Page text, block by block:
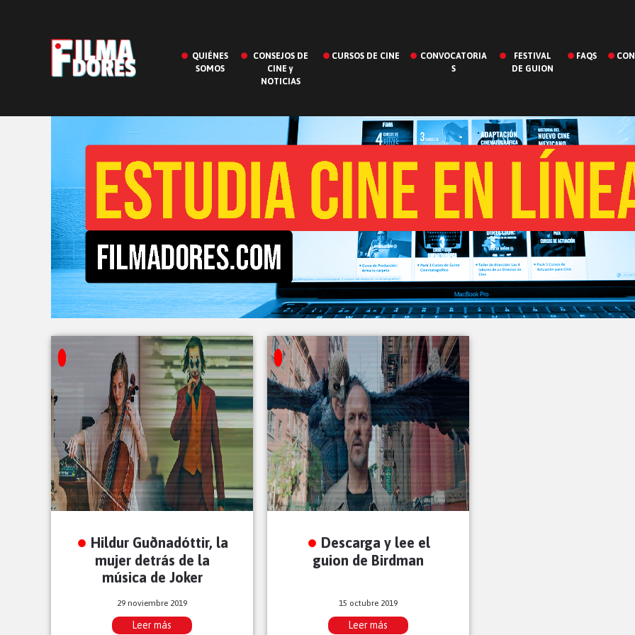
QUIÉNES
SOMOS
CONSEJOS DE
CINE y
NOTICIAS
CURSOS DE CINE
CONVOCATORIA
S
FESTIVAL
DE GUION
FAQS
Hildur Guðnadóttir, la
mujer detrás de la
música de Joker
29 noviembre 2019
Leer más
Descarga y lee el
guion de Birdman
15 octubre 2019
Leer más